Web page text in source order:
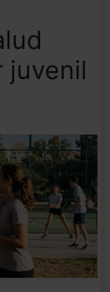
juvenil